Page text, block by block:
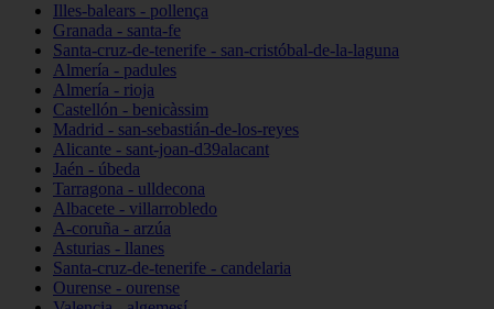
Illes-balears - pollença
Granada - santa-fe
Santa-cruz-de-tenerife - san-cristóbal-de-la-laguna
Almería - padules
Almería - rioja
Castellón - benicàssim
Madrid - san-sebastián-de-los-reyes
Alicante - sant-joan-d39alacant
Jaén - úbeda
Tarragona - ulldecona
Albacete - villarrobledo
A-coruña - arzúa
Asturias - llanes
Santa-cruz-de-tenerife - candelaria
Ourense - ourense